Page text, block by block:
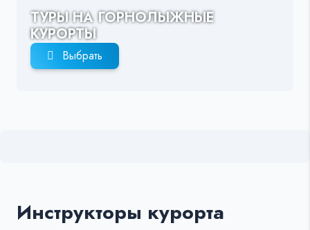
ТУРЫ НА ГОРНОЛЫЖНЫЕ
КУРОРТЫ
Выбрать
Инструкторы курорта